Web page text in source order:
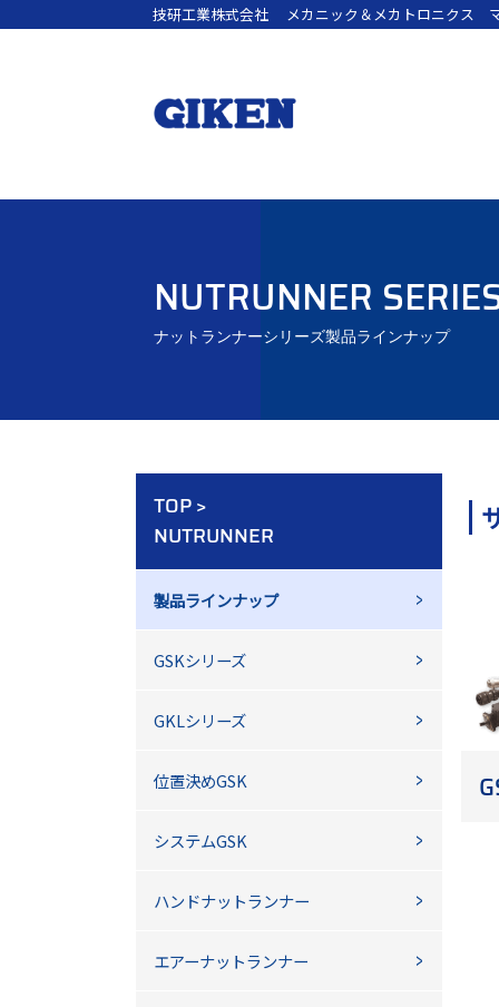
技研工業株式会社 メカニック＆メカトロニクス
NUTRUNNER
ナットランナーシリーズ製品ラインナップ
TOP>
NUTRUNNER
製品ラインナップ
GSKシリーズ
GKLシリーズ
位置決めGSK
システムGSK
ハンドナットランナー
エアーナットランナー